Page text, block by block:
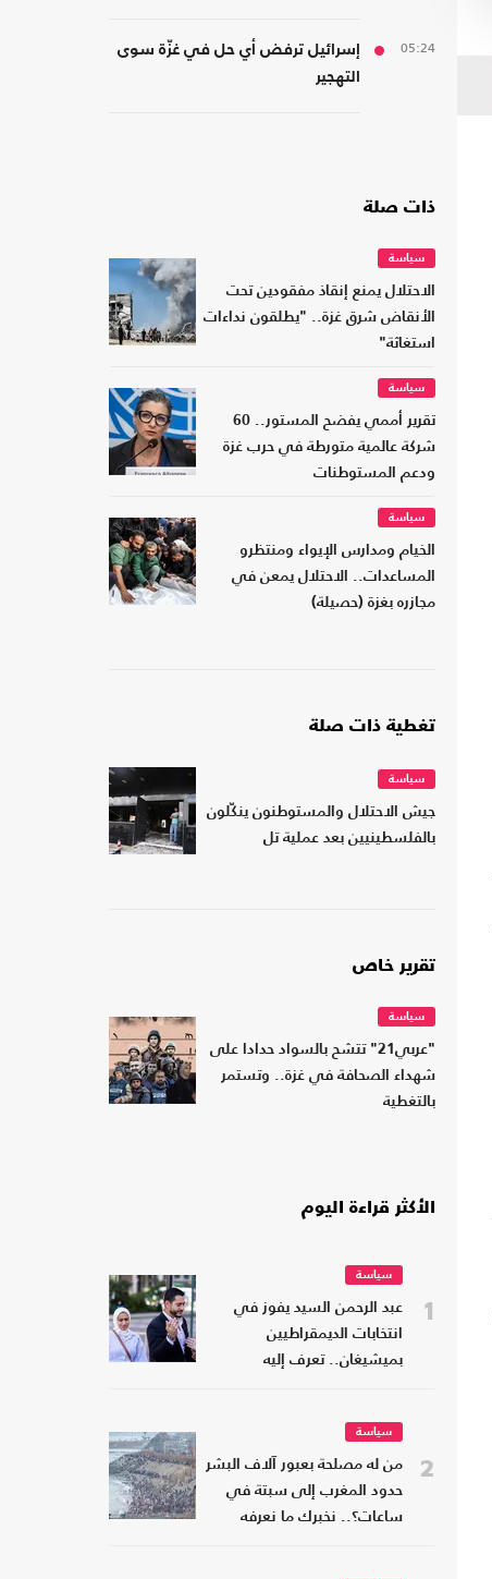
05:24
إسرائيل ترفض أي حل في غزّة سوى
التهجير
ذات صلة
سياسة
الاحتلال يمنع إنقاذ مفقودين تحت
الأنقاض شرق غزة.. "يطلقون نداءات
استغاثة"
سياسة
تقرير أممي يفضح المستور.. 60
شركة عالمية متورطة في حرب غزة
ودعم المستوطنات
سياسة
الخيام ومدارس الإيواء ومنتظرو
المساعدات.. الاحتلال يمعن في
مجازره بغزة (حصيلة)
تغطية ذات صلة
سياسة
جيش الاحتلال والمستوطنون ينكّلون
بالفلسطينيين بعد عملية تل
تقرير خاص
سياسة
"عربي21" تتشح بالسواد حدادا على
شهداء الصحافة في غزة.. وتستمر
بالتغطية
الأكثر قراءة اليوم
1
سياسة
عبد الرحمن السيد يفوز في
انتخابات الديمقراطيين
بميشيغان.. تعرف إليه
2
سياسة
من له مصلحة بعبور آلاف البشر
حدود المغرب إلى سبتة في
ساعات؟.. نخبرك ما نعرفه